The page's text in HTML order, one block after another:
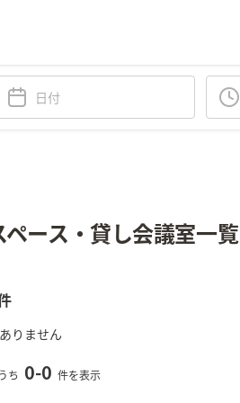
ース・貸し会議室一覧
りません
ち 0-0 件を表示